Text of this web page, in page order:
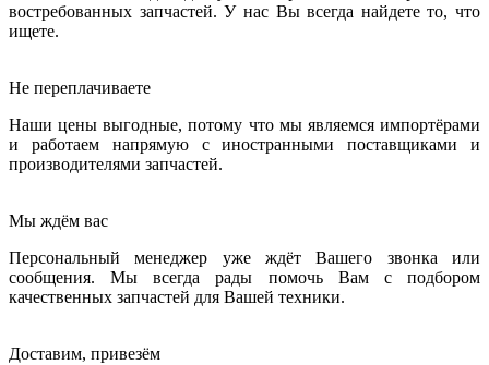
востребованных запчастей. У нас Вы всегда найдете то, что
ищете.
Не переплачиваете
Наши цены выгодные, потому что мы являемся импортёрами
и работаем напрямую с иностранными поставщиками и
производителями запчастей.
Мы ждём вас
Персональный менеджер уже ждёт Вашего звонка или
сообщения. Мы всегда рады помочь Вам с подбором
качественных запчастей для Вашей техники.
Доставим, привезём